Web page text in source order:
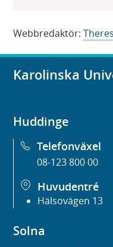
Webbredaktör:
Karolinska
Huddinge
Telefonväxel
08-123 800 00
Huvudentré
Hälsovägen 13
Solna